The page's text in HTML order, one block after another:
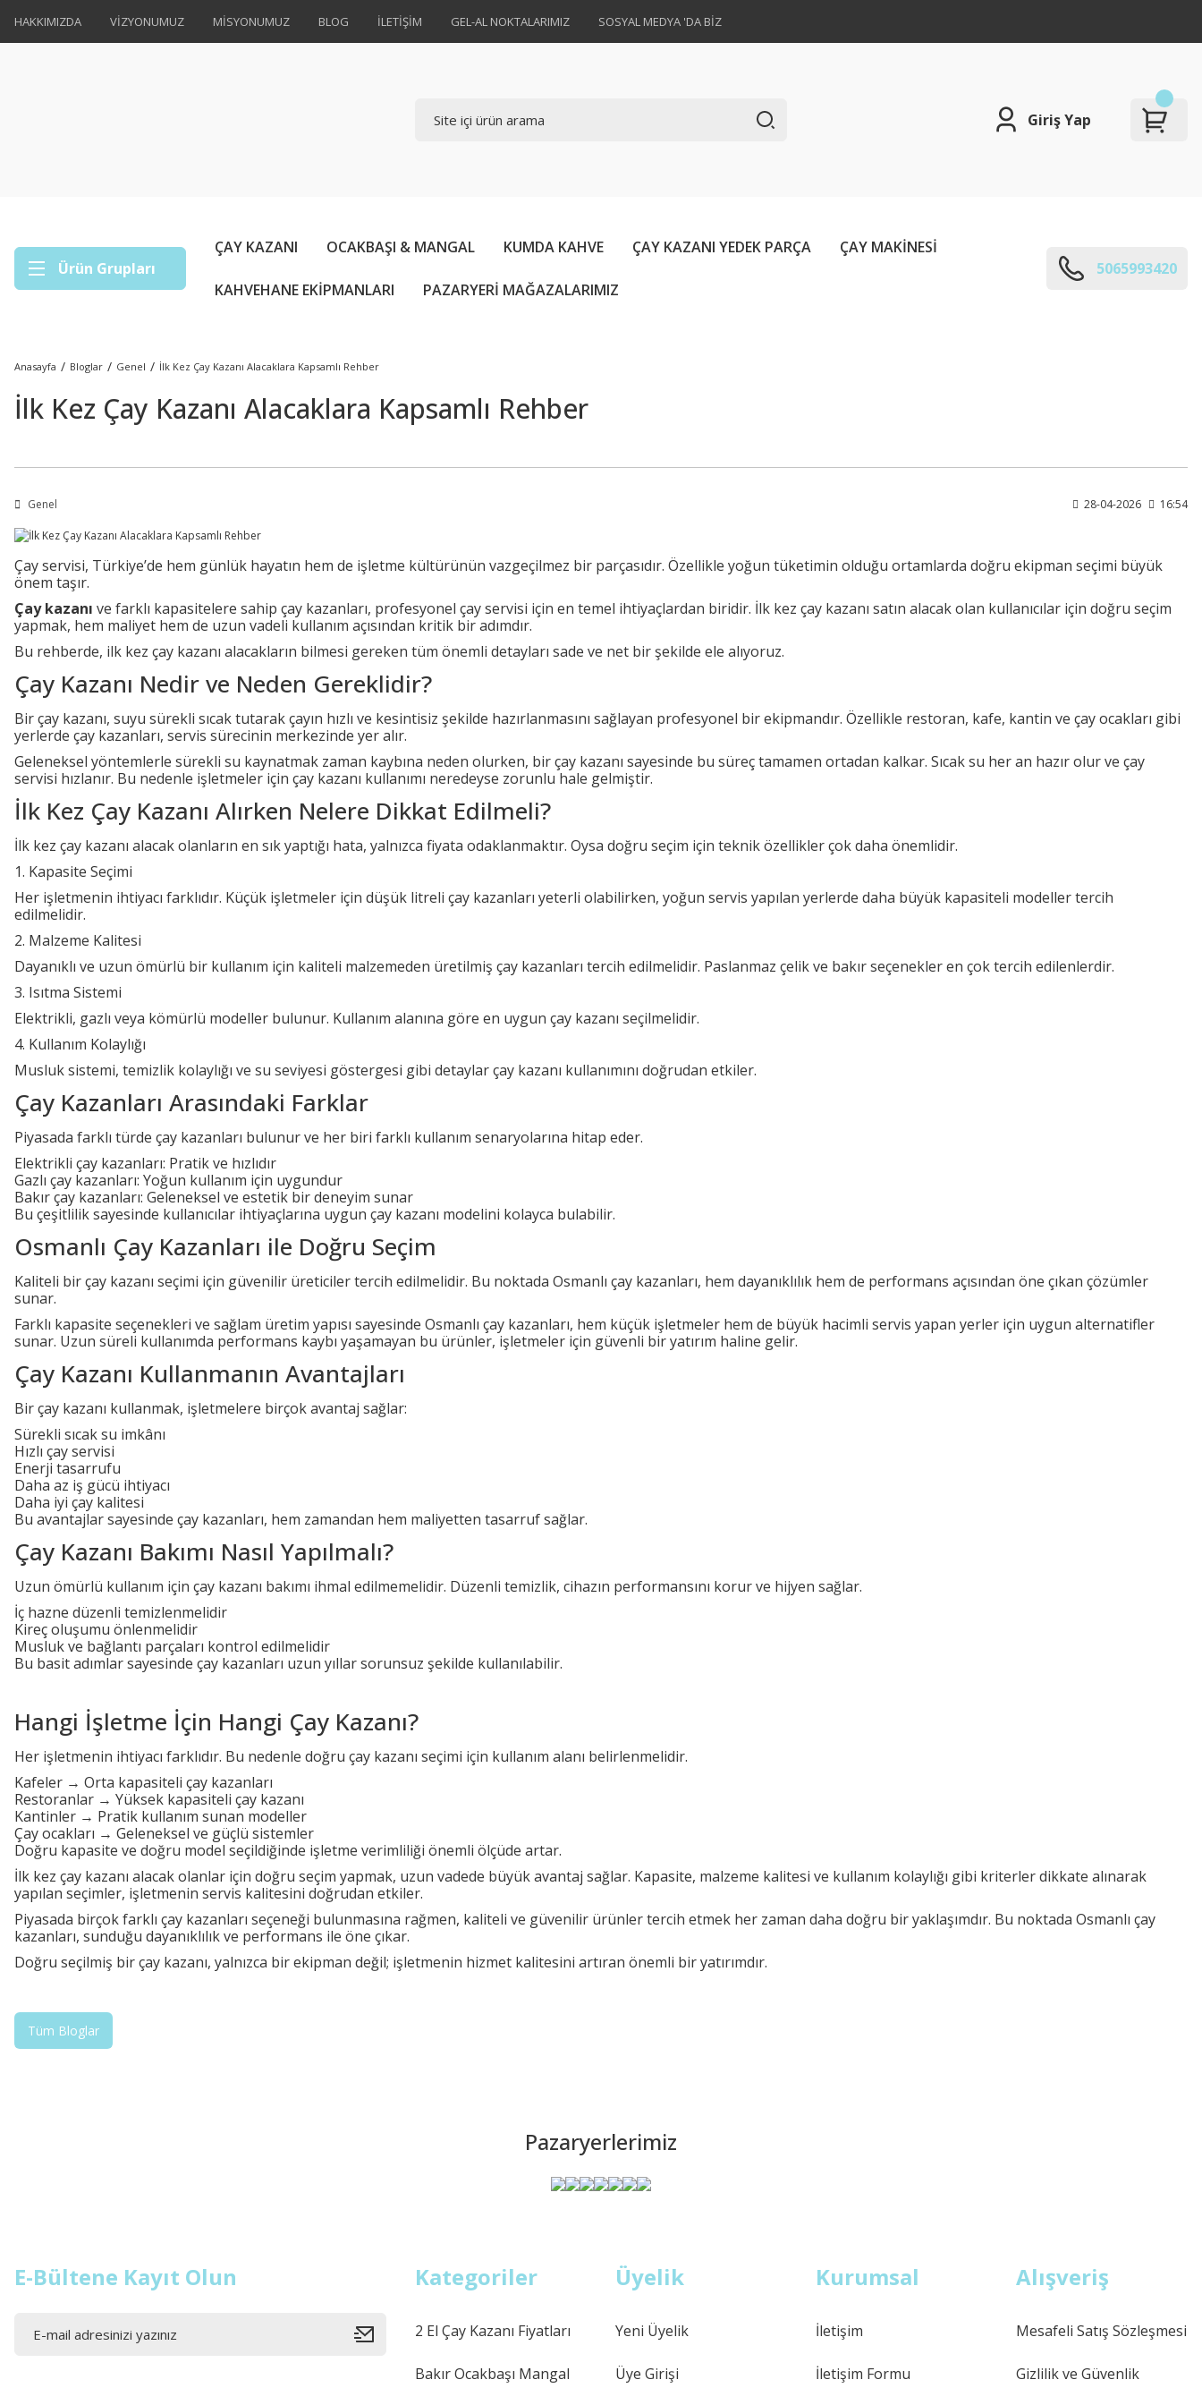
HAKKIMIZDA VİZYONUMUZ MİSYONUMUZ BLOG İLETİŞİM GEL-AL NOKTALARIMIZ SOSYAL MEDYA 'DA BİZ
Giriş Yap
Ürün Grupları
ÇAY KAZANI OCAKBAŞI & MANGAL KUMDA KAHVE ÇAY KAZANI YEDEK PARÇA ÇAY MAKİNESİ
KAHVEHANE EKİPMANLARI PAZARYERİ MAĞAZALARIMIZ
5065993420
Anasayfa Bloglar Genel İlk Kez Çay Kazanı Alacaklara Kapsamlı Rehber
İlk Kez Çay Kazanı Alacaklara Kapsamlı Rehber
Genel 28-04-2026 16:54
Çay servisi, Türkiye’de hem günlük hayatın hem de işletme kültürünün vazgeçilmez bir parçasıdır. Özellikle yoğun tüketimin olduğu ortamlarda doğru ekipman seçimi büyük
önem taşır.
Çay kazanı ve farklı kapasitelere sahip çay kazanları, profesyonel çay servisi için en temel ihtiyaçlardan biridir. İlk kez çay kazanı satın alacak olan kullanıcılar için doğru seçim
yapmak, hem maliyet hem de uzun vadeli kullanım açısından kritik bir adımdır.
Bu rehberde, ilk kez çay kazanı alacakların bilmesi gereken tüm önemli detayları sade ve net bir şekilde ele alıyoruz.
Çay Kazanı Nedir ve Neden Gereklidir?
Bir çay kazanı, suyu sürekli sıcak tutarak çayın hızlı ve kesintisiz şekilde hazırlanmasını sağlayan profesyonel bir ekipmandır. Özellikle restoran, kafe, kantin ve çay ocakları gibi
yerlerde çay kazanları, servis sürecinin merkezinde yer alır.
Geleneksel yöntemlerle sürekli su kaynatmak zaman kaybına neden olurken, bir çay kazanı sayesinde bu süreç tamamen ortadan kalkar. Sıcak su her an hazır olur ve çay
servisi hızlanır. Bu nedenle işletmeler için çay kazanı kullanımı neredeyse zorunlu hale gelmiştir.
İlk Kez Çay Kazanı Alırken Nelere Dikkat Edilmeli?
İlk kez çay kazanı alacak olanların en sık yaptığı hata, yalnızca fiyata odaklanmaktır. Oysa doğru seçim için teknik özellikler çok daha önemlidir.
1. Kapasite Seçimi
Her işletmenin ihtiyacı farklıdır. Küçük işletmeler için düşük litreli çay kazanları yeterli olabilirken, yoğun servis yapılan yerlerde daha büyük kapasiteli modeller tercih
edilmelidir.
2. Malzeme Kalitesi
Dayanıklı ve uzun ömürlü bir kullanım için kaliteli malzemeden üretilmiş çay kazanları tercih edilmelidir. Paslanmaz çelik ve bakır seçenekler en çok tercih edilenlerdir.
3. Isıtma Sistemi
Elektrikli, gazlı veya kömürlü modeller bulunur. Kullanım alanına göre en uygun çay kazanı seçilmelidir.
4. Kullanım Kolaylığı
Musluk sistemi, temizlik kolaylığı ve su seviyesi göstergesi gibi detaylar çay kazanı kullanımını doğrudan etkiler.
Çay Kazanları Arasındaki Farklar
Piyasada farklı türde çay kazanları bulunur ve her biri farklı kullanım senaryolarına hitap eder.
Elektrikli çay kazanları: Pratik ve hızlıdır
Gazlı çay kazanları: Yoğun kullanım için uygundur
Bakır çay kazanları: Geleneksel ve estetik bir deneyim sunar
Bu çeşitlilik sayesinde kullanıcılar ihtiyaçlarına uygun çay kazanı modelini kolayca bulabilir.
Osmanlı Çay Kazanları ile Doğru Seçim
Kaliteli bir çay kazanı seçimi için güvenilir üreticiler tercih edilmelidir. Bu noktada Osmanlı çay kazanları, hem dayanıklılık hem de performans açısından öne çıkan çözümler
sunar.
Farklı kapasite seçenekleri ve sağlam üretim yapısı sayesinde Osmanlı çay kazanları, hem küçük işletmeler hem de büyük hacimli servis yapan yerler için uygun alternatifler
sunar. Uzun süreli kullanımda performans kaybı yaşamayan bu ürünler, işletmeler için güvenli bir yatırım haline gelir.
Çay Kazanı Kullanmanın Avantajları
Bir çay kazanı kullanmak, işletmelere birçok avantaj sağlar:
Sürekli sıcak su imkânı
Hızlı çay servisi
Enerji tasarrufu
Daha az iş gücü ihtiyacı
Daha iyi çay kalitesi
Bu avantajlar sayesinde çay kazanları, hem zamandan hem maliyetten tasarruf sağlar.
Çay Kazanı Bakımı Nasıl Yapılmalı?
Uzun ömürlü kullanım için çay kazanı bakımı ihmal edilmemelidir. Düzenli temizlik, cihazın performansını korur ve hijyen sağlar.
İç hazne düzenli temizlenmelidir
Kireç oluşumu önlenmelidir
Musluk ve bağlantı parçaları kontrol edilmelidir
Bu basit adımlar sayesinde çay kazanları uzun yıllar sorunsuz şekilde kullanılabilir.
Hangi İşletme İçin Hangi Çay Kazanı?
Her işletmenin ihtiyacı farklıdır. Bu nedenle doğru çay kazanı seçimi için kullanım alanı belirlenmelidir.
Kafeler → Orta kapasiteli çay kazanları
Restoranlar → Yüksek kapasiteli çay kazanı
Kantinler → Pratik kullanım sunan modeller
Çay ocakları → Geleneksel ve güçlü sistemler
Doğru kapasite ve doğru model seçildiğinde işletme verimliliği önemli ölçüde artar.
İlk kez çay kazanı alacak olanlar için doğru seçim yapmak, uzun vadede büyük avantaj sağlar. Kapasite, malzeme kalitesi ve kullanım kolaylığı gibi kriterler dikkate alınarak
yapılan seçimler, işletmenin servis kalitesini doğrudan etkiler.
Piyasada birçok farklı çay kazanları seçeneği bulunmasına rağmen, kaliteli ve güvenilir ürünler tercih etmek her zaman daha doğru bir yaklaşımdır. Bu noktada Osmanlı çay
kazanları, sunduğu dayanıklılık ve performans ile öne çıkar.
Doğru seçilmiş bir çay kazanı, yalnızca bir ekipman değil; işletmenin hizmet kalitesini artıran önemli bir yatırımdır.
Tüm Bloglar
Pazaryerlerimiz
E-Bültene Kayıt Olun Kategoriler
2 El Çay Kazanı Fiyatları
Bakır Ocakbaşı Mangal
Üyelik
Yeni Üyelik
Üye Girişi
Kurumsal
İletişim
İletişim Formu
Alışveriş
Mesafeli Satış Sözleşmesi
Gizlilik ve Güvenlik